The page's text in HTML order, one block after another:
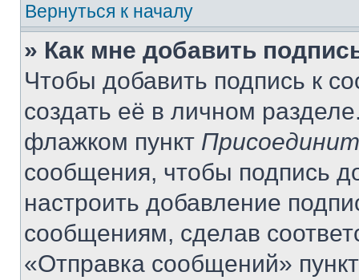
Вернуться к началу
» Как мне добавить
Чтобы добавить подпись к
создать её в личном
флажком пункт
сообщения, чтобы подпись
настроить добавление
сообщениям, сделав
«Отправка сообщений»